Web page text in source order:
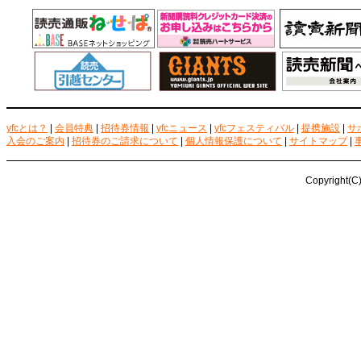
yfcとは？ 会員特典 招待券情報 yfcニュース yfcフェスティバル 提携施設
サ
入会のご案内
招待券のご請求について 個人情報保護について サイトマップ|